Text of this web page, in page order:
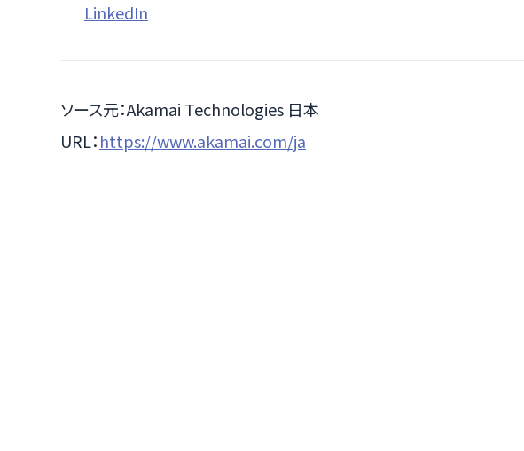
LinkedIn
ソース元：Akamai Technologies 日本
URL：https://www.akamai.com/ja